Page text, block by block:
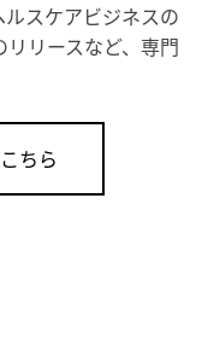
スケアビジネスの
リースなど、専門
ちら